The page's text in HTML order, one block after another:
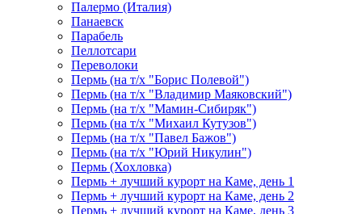
Палермо (Италия)
Панаевск
Парабель
Пеллотсари
Переволоки
Пермь (на т/х "Борис Полевой")
Пермь (на т/х "Владимир Маяковский")
Пермь (на т/х "Мамин-Сибиряк")
Пермь (на т/х "Михаил Кутузов")
Пермь (на т/х "Павел Бажов")
Пермь (на т/х "Юрий Никулин")
Пермь (Хохловка)
Пермь + лучший курорт на Каме, день 1
Пермь + лучший курорт на Каме, день 2
Пермь + лучший курорт на Каме, день 3